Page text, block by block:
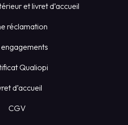
et livret d’accueil
réclamation
Qualiopi
d’accueil
CGV